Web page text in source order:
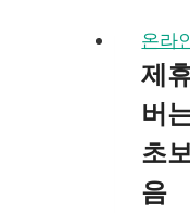
온라
제
버
초
음